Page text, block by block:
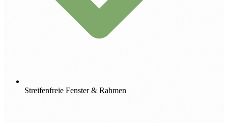
Streifenfreie Fenster & Rahmen